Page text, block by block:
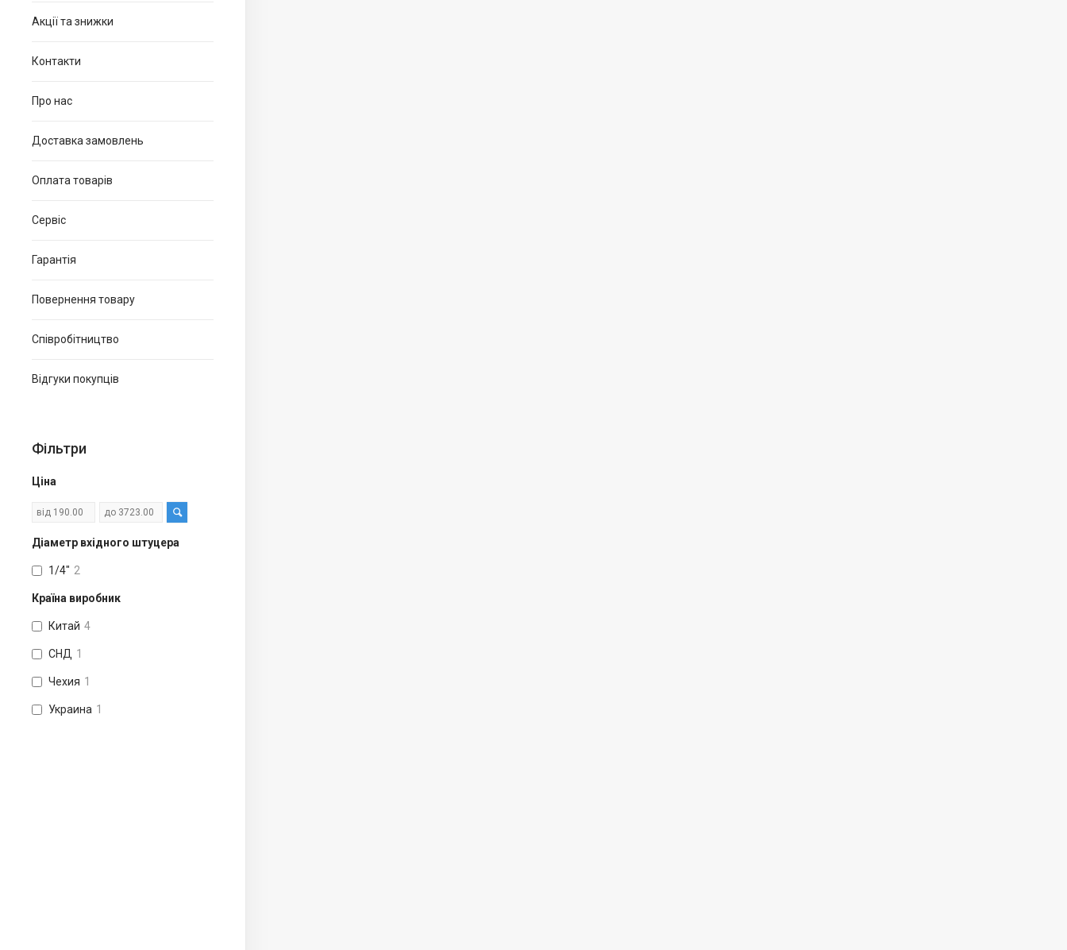
Акції та знижки
Контакти
Про нас
Доставка замовлень
Оплата товарів
Сервіс
Гарантія
Повернення товару
Співробітництво
Відгуки покупців
Фільтри
Ціна
Діаметр вхідного штуцера
1/4" 2
Країна виробник
Китай 4
СНД 1
Чехия 1
Украина 1